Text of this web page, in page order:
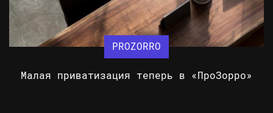
PROZORRO
Малая приватизация теперь в «ПроЗорро»